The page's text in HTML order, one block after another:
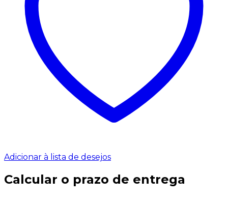
Adicionar à lista de desejos
Calcular o prazo de entrega